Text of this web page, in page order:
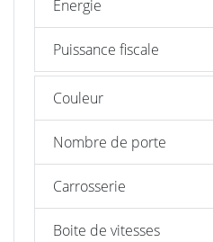
Énergie
Puissance fiscale
Couleur
Nombre de porte
Carrosserie
Boite de vitesses